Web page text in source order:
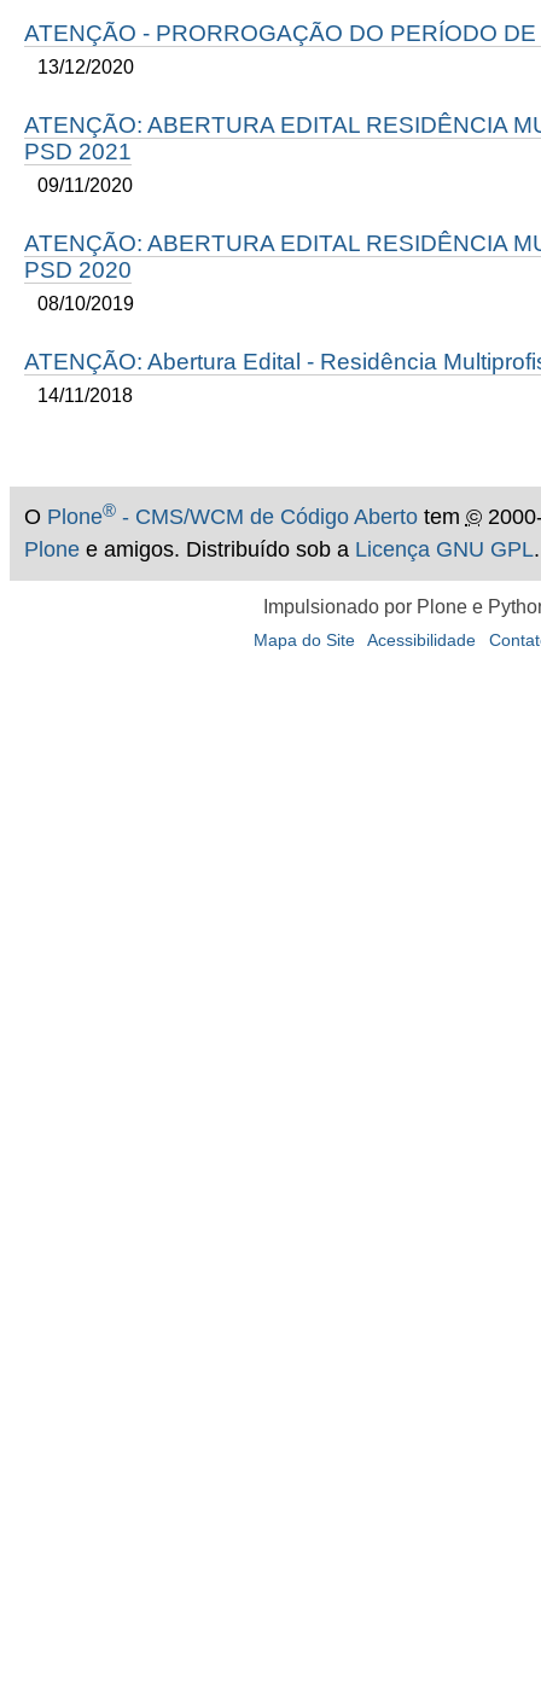
ATENÇÃO - PRORROGAÇÃO DO PERÍODO
13/12/2020
ATENÇÃO: ABERTURA EDITAL RESIDÊNCIA
PSD 2021
09/11/2020
ATENÇÃO: ABERTURA EDITAL RESIDÊNCIA
PSD 2020
08/10/2019
ATENÇÃO: Abertura Edital - Residência
14/11/2018
O Plone®- CMS/WCM de Código Abertotem ©
Plonee amigos. Distribuído sob a Licença GNU GPL.
Impulsionado por Plone e
Mapa do Site Acessibilidade